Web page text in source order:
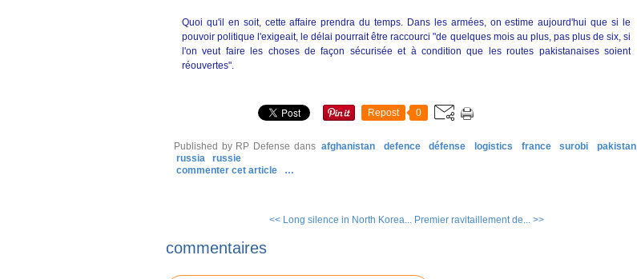
Quoi qu'il en soit, cette affaire prendra du temps. Dans les armées, on estime aujourd'hui que si le
pouvoir politique l'exigeait, le délai pourrait être raccourci "de quelques mois au plus, pas plus de six, si
l'on veut faire les choses de façon sécurisée et à condition que les routes pakistanaises soient
réouvertes".
Repost 0
Published by RP Defense dans afghanistan defence défense logistics france surobi
pakistan
russia
russie
commenter cet article
…
<< Long silence in North Korea... Premier ravitaillement de... >>
commentaires